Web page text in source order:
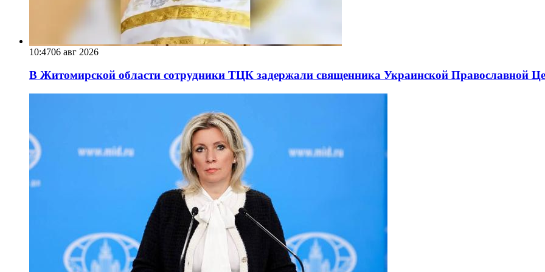
10:4706 авг 2026
В Житомирской области сотрудники ТЦК задержали священника Украинской Православной